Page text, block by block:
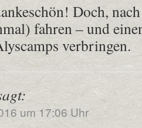
Doch,
fahren – und
verbringen.
um 17:06 Uhr